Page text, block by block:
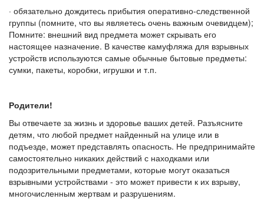
· обязательно дождитесь прибытия оперативно-следственной
группы (помните, что вы являетесь очень важным очевидцем);
Помните: внешний вид предмета может скрывать его
настоящее назначение. В качестве камуфляжа для взрывных
устройств используются самые обычные бытовые предметы:
сумки, пакеты, коробки, игрушки и т.п.
Родители!
Вы отвечаете за жизнь и здоровье ваших детей. Разъясните
детям, что любой предмет найденный на улице или в
подъезде, может представлять опасность. Не предпринимайте
самостоятельно никаких действий с находками или
подозрительными предметами, которые могут оказаться
взрывными устройствами - это может привести к их взрыву,
многочисленным жертвам и разрушениям.